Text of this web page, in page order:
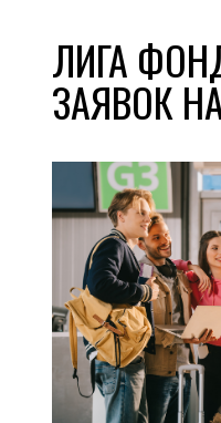
ЛИГА
ЗАЯВОК